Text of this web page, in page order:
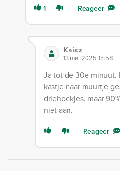
1 Reageer
Kaisz
13 mei 2025 15:58
Ja tot de 30e minuut.
kastje naar muurtje
driehoekjes, maar
niet aan.
Reageer